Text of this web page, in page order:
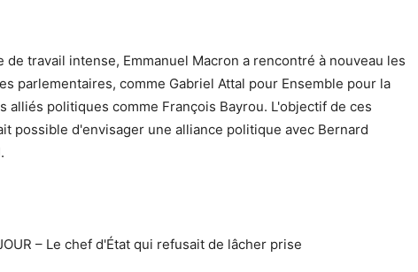
travail intense, Emmanuel Macron a rencontré à nouveau les
parlementaires, comme Gabriel Attal pour Ensemble pour la
alliés politiques comme François Bayrou. L'objectif de ces
possible d'envisager une alliance politique avec Bernard
– Le chef d'État qui refusait de lâcher prise